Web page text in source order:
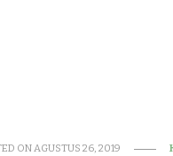
ONAGUSTUS 26, 2019